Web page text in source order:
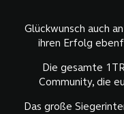
Glückwunsch auch
ihren Erfolg
Die gesamte
Community, die
Das große